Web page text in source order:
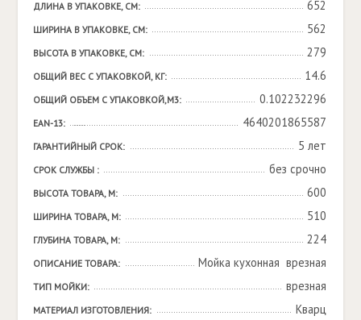
ДЛИНА В УПАКОВКЕ, СМ: 652
ШИРИНА В УПАКОВКЕ, СМ: 562
ВЫСОТА В УПАКОВКЕ, СМ: 279
ОБЩИЙ ВЕС С УПАКОВКОЙ, КГ: 14.6
ОБЩИЙ ОБЪЕМ С УПАКОВКОЙ,М3: 0.102232296
EAN-13: 4640201865587
ГАРАНТИЙНЫЙ СРОК: 5 лет
СРОК СЛУЖБЫ : без срочно
ВЫСОТА ТОВАРА, М: 600
ШИРИНА ТОВАРА, М: 510
ГЛУБИНА ТОВАРА, М: 224
ОПИСАНИЕ ТОВАРА: Мойка кухонная  врезная
ТИП МОЙКИ: врезная
МАТЕРИАЛ ИЗГОТОВЛЕНИЯ: Кварц